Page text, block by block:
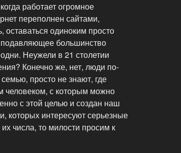
работает огромное
переполнен сайтами,
одиноким просто
большинство
Неужели в 21 столетии
Конечно же, нет, люди по-
просто не знают, где
человеком, с которым можно
с этой целью и создан наш
которых интересуют серьезные
числа, то милости просим к